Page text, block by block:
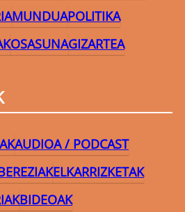
MUNDUAPOLITIKA
OSASUNAGIZARTEA
AUDIOA / PODCAST
ELKARRIZKETAK
BIDEOAK